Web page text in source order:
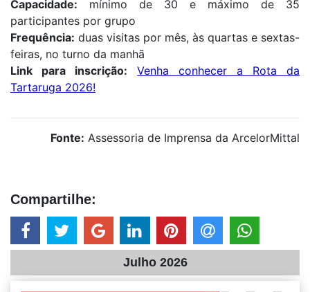
Capacidade: mínimo de 30 e máximo de 35
participantes por grupo
Frequência: duas visitas por mês, às quartas e sextas-
feiras, no turno da manhã
Link para inscrição:
Venha conhecer a Rota da
Tartaruga 2026!
Fonte: Assessoria de Imprensa da ArcelorMittal
Compartilhe:
Julho 2026